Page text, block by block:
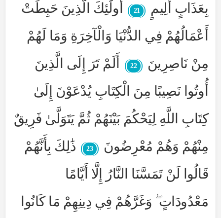
بِعَذَابٍ أَلِيمٍ
21
أُولَٰئِكَ الَّذِينَ حَبِطَتْ
أَعْمَالُهُمْ فِي الدُّنْيَا وَالْآخِرَةِ وَمَا لَهُمْ
مِنْ نَاصِرِينَ
22
أَلَمْ تَرَ إِلَى الَّذِينَ
أُوتُوا نَصِيبًا مِنَ الْكِتَابِ يُدْعَوْنَ إِلَىٰ
كِتَابِ اللَّهِ لِيَحْكُمَ بَيْنَهُمْ ثُمَّ يَتَوَلَّىٰ فَرِيقٌ
مِنْهُمْ وَهُمْ مُعْرِضُونَ
23
ذَٰلِكَ بِأَنَّهُمْ
قَالُوا لَنْ تَمَسَّنَا النَّارُ إِلَّا أَيَّامًا
مَعْدُودَاتٍ ۖ وَغَرَّهُمْ فِي دِينِهِمْ مَا كَانُوا